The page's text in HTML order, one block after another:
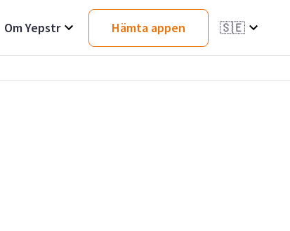
Om Yepstr Hämta appen 🇸🇪